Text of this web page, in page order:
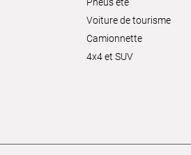
Voiture de tourisme
Camionnette
4x4 et SUV